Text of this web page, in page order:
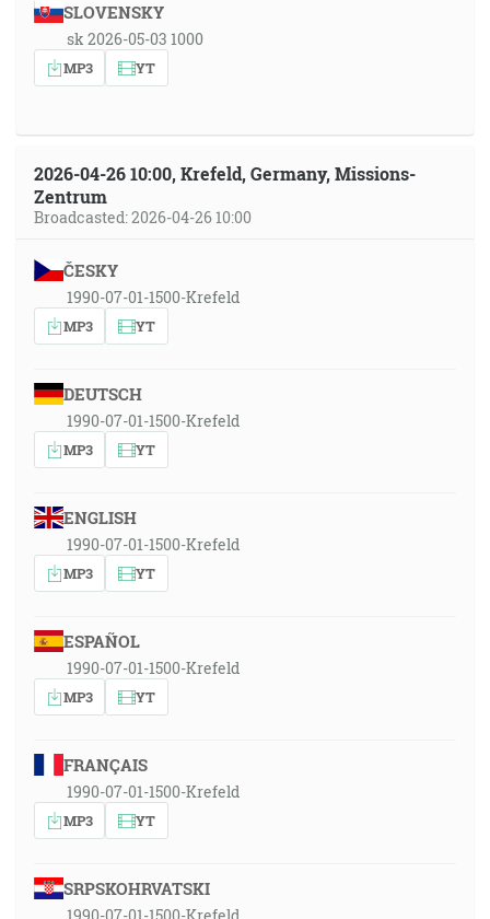
SLOVENSKY
sk 2026-05-03 1000
MP3 YT
2026-04-26 10:00, Krefeld, Germany, Missions-
Zentrum
Broadcasted: 2026-04-26 10:00
ČESKY
1990-07-01-1500-Krefeld
MP3 YT
DEUTSCH
1990-07-01-1500-Krefeld
MP3 YT
ENGLISH
1990-07-01-1500-Krefeld
MP3 YT
ESPAÑOL
1990-07-01-1500-Krefeld
MP3 YT
FRANÇAIS
1990-07-01-1500-Krefeld
MP3 YT
SRPSKOHRVATSKI